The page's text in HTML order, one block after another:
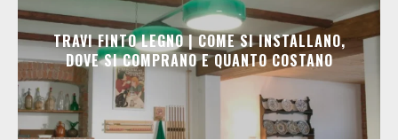
TRAVI FINTO LEGNO | COME SI INSTALLANO,
DOVE SI COMPRANO E QUANTO COSTANO